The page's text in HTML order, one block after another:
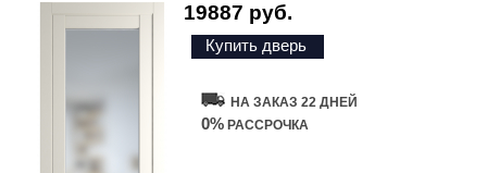
19887 руб.
Купить дверь
НА ЗАКАЗ 22 ДНЕЙ
0% РАССРОЧКА